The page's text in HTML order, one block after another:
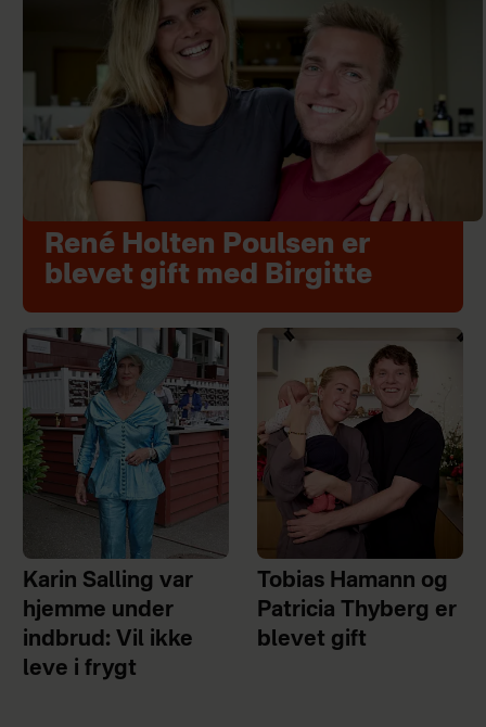
René Holten Poulsen er
blevet gift med Birgitte
Karin Salling var
hjemme under
indbrud: Vil ikke
leve i frygt
Tobias Hamann og
Patricia Thyberg er
blevet gift